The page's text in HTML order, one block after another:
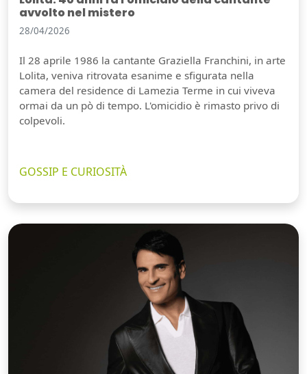
avvolto nel mistero
28/04/2026
Il 28 aprile 1986 la cantante Graziella Franchini, in arte
Lolita, veniva ritrovata esanime e sfigurata nella
camera del residence di Lamezia Terme in cui viveva
ormai da un pò di tempo. L'omicidio è rimasto privo di
colpevoli.
GOSSIP E CURIOSITÀ